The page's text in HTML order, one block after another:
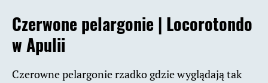
Czerwone pelargonie | Locorotondo
w Apulii
Czerowne pelargonie rzadko gdzie wyglądają tak